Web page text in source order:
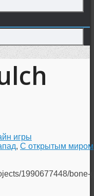
игры
, С открытым миром
1990677448/bone-